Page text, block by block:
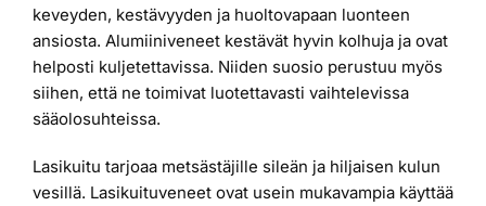
keveyden, kestävyyden ja huoltovapaan luonteen
ansiosta. Alumiiniveneet kestävät hyvin kolhuja ja ovat
helposti kuljetettavissa. Niiden suosio perustuu myös
siihen, että ne toimivat luotettavasti vaihtelevissa
sääolosuhteissa.
Lasikuitu tarjoaa metsästäjille sileän ja hiljaisen kulun
vesillä. Lasikuituveneet ovat usein mukavampia käyttää